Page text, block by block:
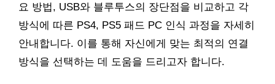
요 방법, USB와 블루투스의 장단점을 비교하고 각
방식에 따른 PS4, PS5 패드 PC 인식 과정을 자세히
안내합니다. 이를 통해 자신에게 맞는 최적의 연결
방식을 선택하는 데 도움을 드리고자 합니다.